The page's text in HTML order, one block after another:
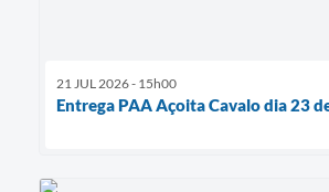
21 JUL 2026 - 15h00
Entrega PAA Açoita Cavalo dia 23